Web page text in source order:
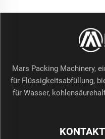
Mars Packing Machinery,
für Flüssigkeitsabfüllung,
für Wasser,